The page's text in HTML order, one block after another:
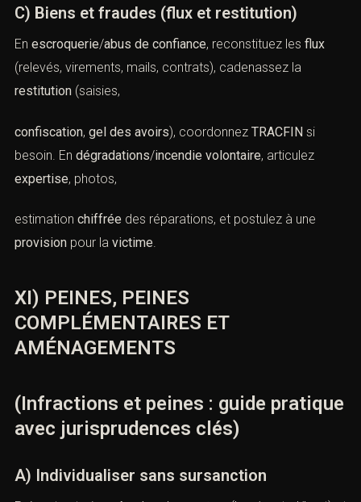
C) Biens et fraudes (flux et restitution)
En escroquerie/abus de confiance, reconstituez les flux
(relevés, virements, mails, contrats), cadenassez la
restitution (saisies,
confiscation, gel des avoirs), coordonnez TRACFIN si
besoin. En dégradations/incendie volontaire, articulez
expertise, photos,
estimation chiffrée des réparations, et postulez à une
provision pour la victime.
XI) PEINES, PEINES
COMPLÉMENTAIRES ET
AMÉNAGEMENTS
(Infractions et peines : guide pratique
avec jurisprudences clés)
A) Individualiser sans sursanction